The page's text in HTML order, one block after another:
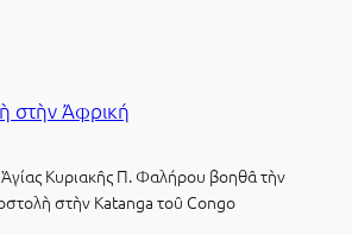
στὴν Ἀφρική
Κυριακῆς Π. Φαλήρου βοηθᾶ τὴν
στὴν Katanga τοῦ Congo